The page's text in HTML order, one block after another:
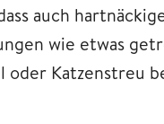
auch
wie etwas
oder Katzenstreu